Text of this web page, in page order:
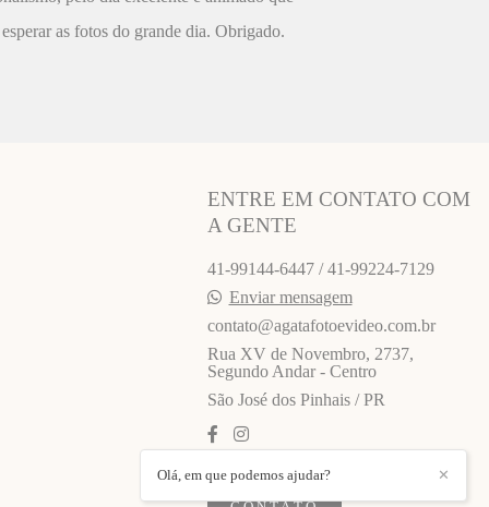
as fotos do grande dia. Obrigado.
ENTRE EM CONTATO COM
A GENTE
41-99144-6447 / 41-99224-7129
Enviar mensagem
contato@agatafotoevideo.com.br
Rua XV de Novembro, 2737,
Segundo Andar - Centro
São José dos Pinhais / PR
✕
Olá, em que podemos ajudar?